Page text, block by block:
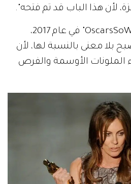
لأن هذا الباب قد تم فتحه".
وفي أعقاب حركة "OscarsSoWhite" في عام 2017،
بلا معنى بالنسبة لها، لأن
الملونات الأوسمة والفرص